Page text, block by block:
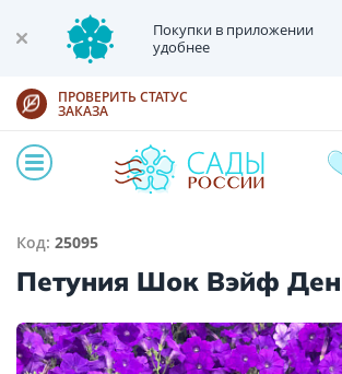
Покупки в приложении
удобнее
ПРОВЕРИТЬ СТАТУС
ЗАКАЗА
Код: 25095
Петуния Шок Вэйф